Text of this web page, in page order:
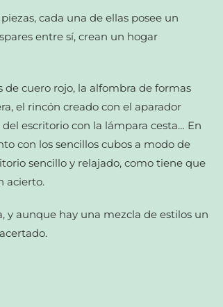
cada una de ellas posee un
entre sí, crean un hogar
cuero rojo, la alfombra de formas
el rincón creado con el aparador
escritorio con la lámpara cesta… En
con los sencillos cubos a modo de
sencillo y relajado, como tiene que
acierto.
y aunque hay una mezcla de estilos un